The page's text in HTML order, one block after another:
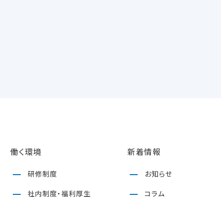
働く環境
研修制度
社内制度・福利厚生
新着情報
お知らせ
コラム